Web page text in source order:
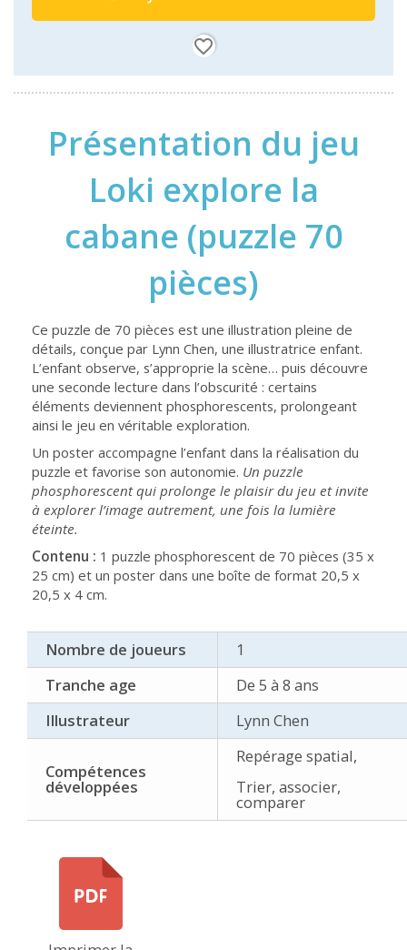
favorite_border
Présentation du jeu
Loki explore la
cabane (puzzle 70
pièces)
Ce puzzle de 70 pièces est une illustration pleine de
détails, conçue par Lynn Chen, une illustratrice enfant.
L’enfant observe, s’approprie la scène… puis découvre
une seconde lecture dans l’obscurité : certains
éléments deviennent phosphorescents, prolongeant
ainsi le jeu en véritable exploration.
Un poster accompagne l’enfant dans la réalisation du
puzzle et favorise son autonomie. Un puzzle
phosphorescent qui prolonge le plaisir du jeu et invite
à explorer l’image autrement, une fois la lumière
éteinte.
Contenu : 1 puzzle phosphorescent de 70 pièces (35 x
25 cm) et un poster dans une boîte de format 20,5 x
20,5 x 4 cm.
Nombre de joueurs
1
Tranche age
De 5 à 8 ans
Illustrateur
Lynn Chen
Compétences
développées
Repérage spatial,
Trier, associer,
comparer